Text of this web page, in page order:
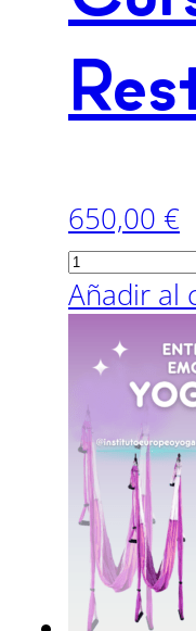
650,00 €
Curso
Yoga
Aéreo
cantidad
Añadir al